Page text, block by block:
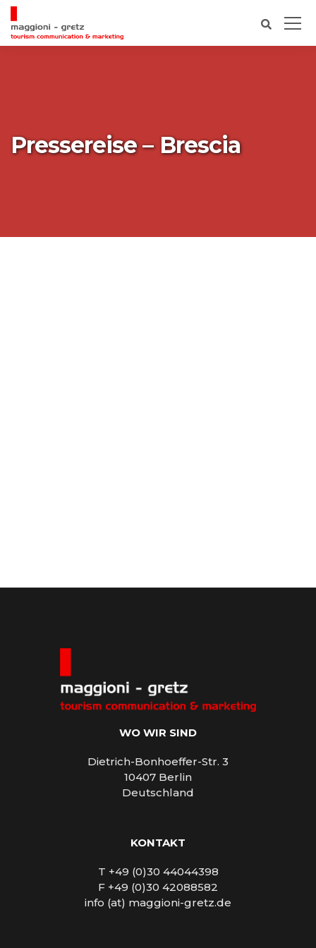
Pressereise – Brescia
WO WIR SIND
Dietrich-Bonhoeffer-Str. 3
10407 Berlin
Deutschland
KONTAKT
T +49 (0)30 44044398
F +49 (0)30 42088582
info (at) maggioni-gretz.de